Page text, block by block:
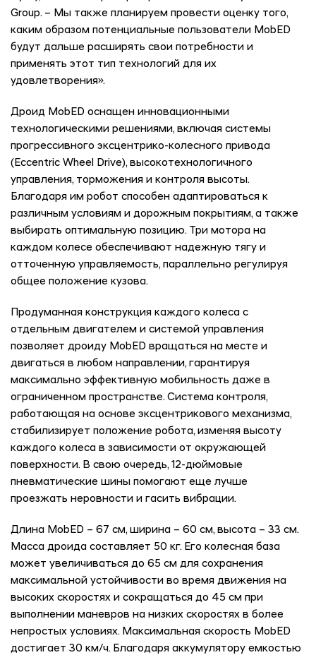
Group. – Мы также планируем провести оценку того,
каким образом потенциальные пользователи MobED
будут дальше расширять свои потребности и
применять этот тип технологий для их
удовлетворения».
Дроид MobED оснащен инновационными
технологическими решениями, включая системы
прогрессивного эксцентрико-колесного привода
(Eccentric Wheel Drive), высокотехнологичного
управления, торможения и контроля высоты.
Благодаря им робот способен адаптироваться к
различным условиям и дорожным покрытиям, а также
выбирать оптимальную позицию. Три мотора на
каждом колесе обеспечивают надежную тягу и
отточенную управляемость, параллельно регулируя
общее положение кузова.
Продуманная конструкция каждого колеса с
отдельным двигателем и системой управления
позволяет дроиду MobED вращаться на месте и
двигаться в любом направлении, гарантируя
максимально эффективную мобильность даже в
ограниченном пространстве. Система контроля,
работающая на основе эксцентрикового механизма,
стабилизирует положение робота, изменяя высоту
каждого колеса в зависимости от окружающей
поверхности. В свою очередь, 12-дюймовые
пневматические шины помогают еще лучше
проезжать неровности и гасить вибрации.
Длина MobED – 67 см, ширина – 60 см, высота – 33 см.
Масса дроида составляет 50 кг. Его колесная база
может увеличиваться до 65 см для сохранения
максимальной устойчивости во время движения на
высоких скоростях и сокращаться до 45 см при
выполнении маневров на низких скоростях в более
непростых условиях. Максимальная скорость MobED
достигает 30 км/ч. Благодаря аккумулятору емкостью